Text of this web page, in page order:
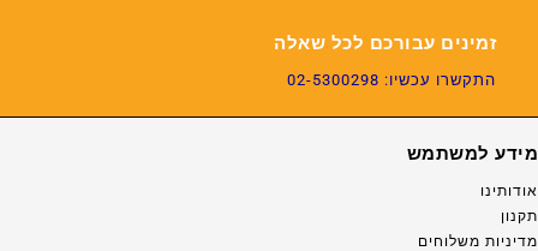
זמינים עבורכם לכל שאלה
התקשרו עכשיו: 02-5300298
מידע למשתמש
אודותינו
תקנון
מדיניות משלוחים